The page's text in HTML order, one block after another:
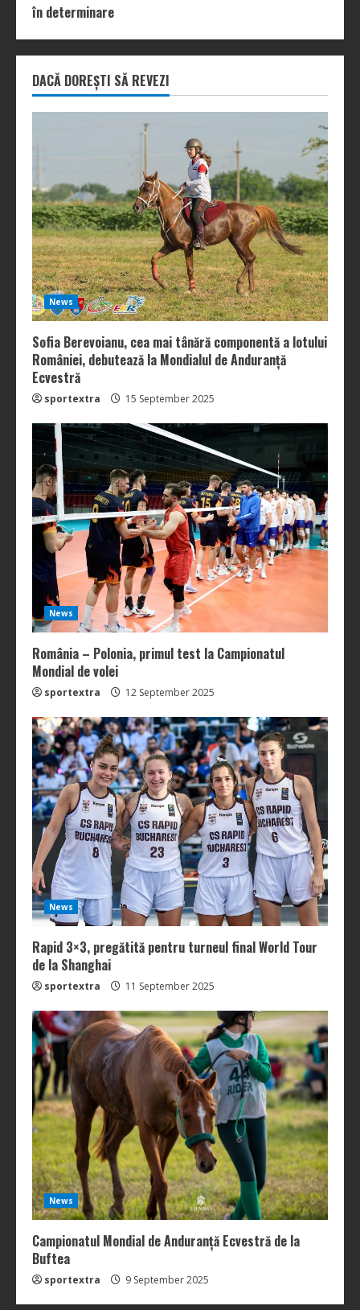
în determinare
DACĂ DOREȘTI SĂ REVEZI
News
Sofia Berevoianu, cea mai tânără componentă a lotului
României, debutează la Mondialul de Anduranță
Ecvestră
sportextra 15 September 2025
News
România – Polonia, primul test la Campionatul
Mondial de volei
sportextra 12 September 2025
News
Rapid 3×3, pregătită pentru turneul final World Tour
de la Shanghai
sportextra 11 September 2025
News
Campionatul Mondial de Anduranță Ecvestră de la
Buftea
sportextra 9 September 2025